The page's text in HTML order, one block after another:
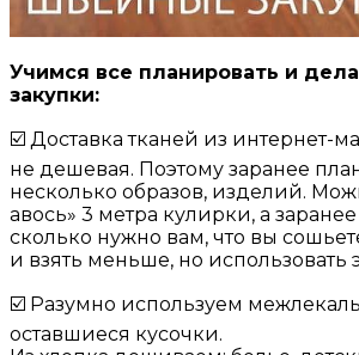
Учимся все планировать и
закупки:
☑️ Доставка тканей из интернет-
не дешевая. Поэтому заранее
несколько образов, изделий.
авось» 3 метра кулирки, а
сколько нужно вам, что вы
и взять меньше, но использовать
☑️ Разумно используем
оставшиеся кусочки.